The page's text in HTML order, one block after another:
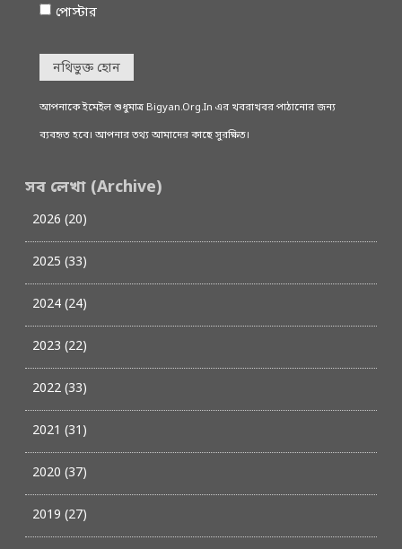
পোস্টার
নথিভুক্ত হোন
আপনাকে ইমেইল শুধুমাত্র Bigyan.Org.In এর খবরাখবর পাঠানোর জন্য
ব্যবহৃত হবে। আপনার তথ্য আমাদের কাছে সুরক্ষিত।
সব লেখা (Archive)
2026 (20)
2025 (33)
2024 (24)
2023 (22)
2022 (33)
2021 (31)
2020 (37)
2019 (27)